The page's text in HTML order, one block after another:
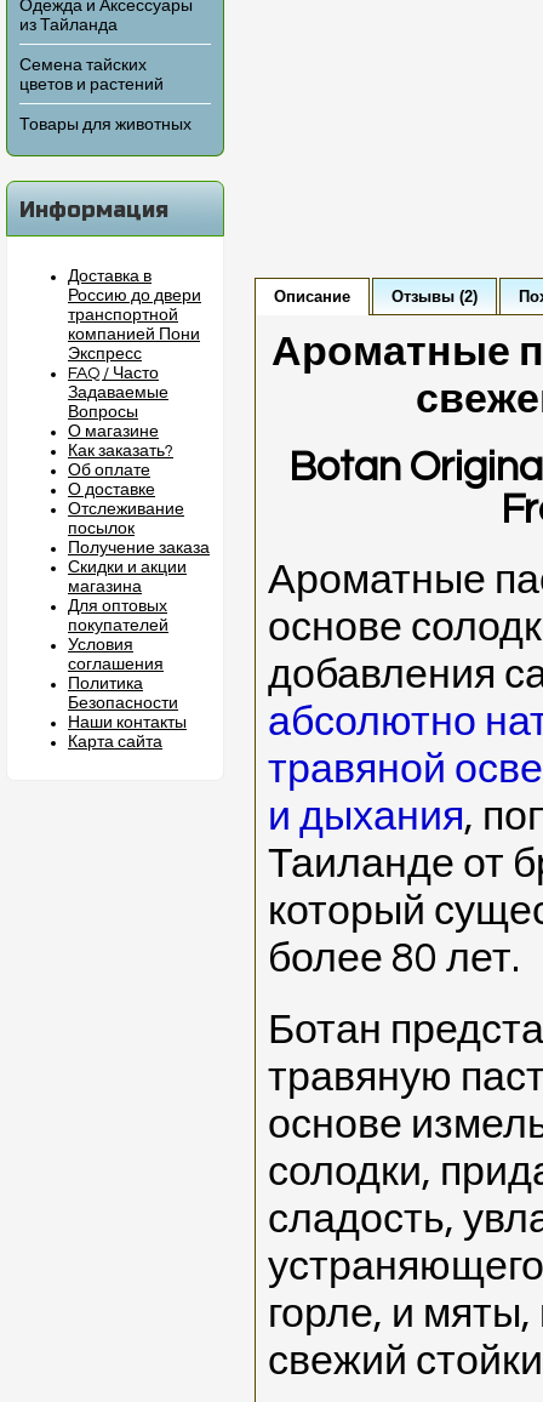
Одежда и Аксессуары
из Тайланда
Семена тайских
цветов и растений
Товары для животных
Информация
Доставка в
Россию до двери
транспортной
компанией Пони
Экспресс
FAQ / Часто
Задаваемые
Вопросы
О магазине
Как заказать?
Об оплате
О доставке
Отслеживание
посылок
Получение заказа
Скидки и акции
магазина
Для оптовых
покупателей
Условия
соглашения
Политика
Безопасности
Наши контакты
Карта сайта
Описание Отзывы (2)
Ароматные
Botan
Ароматные
основе
добавления
абсолютно
травяной
и дыхания,
Таиланде от
который
более 80 лет.
Ботан
травяную
основе
солодки,
сладость,
горле, и мяты,
свежий